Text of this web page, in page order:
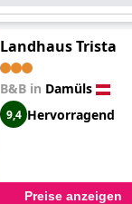
Landhaus Trista
B&B in Damüls
9,4 Hervorragend
Preise anzeigen